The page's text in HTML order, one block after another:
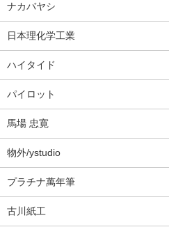
ナカバヤシ
日本理化学工業
ハイタイド
パイロット
馬場 忠寛
物外/ystudio
プラチナ萬年筆
古川紙工